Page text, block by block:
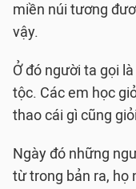
miền núi tương
vậy.
Ở đó người ta gọi
tộc. Các em học
thao cái gì cũng
Ngày đó những
từ trong bản ra, họ